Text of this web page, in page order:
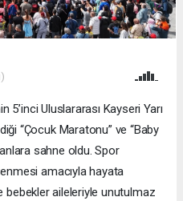
5’inci Uluslararası Kayseri Yarı
“Çocuk Maratonu” ve “Baby
sahne oldu. Spor
amacıyla hayata
bebekler aileleriyle unutulmaz